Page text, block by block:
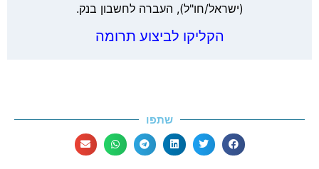
(ישראל/חו"ל), העברה לחשבון בנק.
הקליקו לביצוע תרומה
שתפו